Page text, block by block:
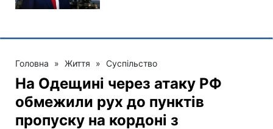
Головна » Життя » Суспільство
На Одещині через атаку РФ
обмежили рух до пунктів
пропуску на кордоні з